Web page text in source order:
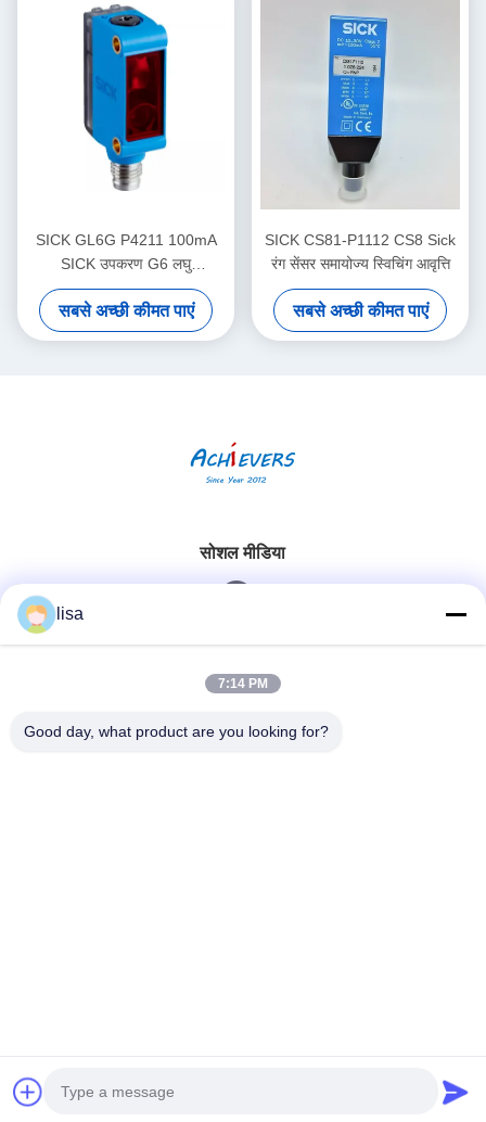
SICK GL6G P4211 100mA
SICK उपकरण G6 लघु
फोटोइलेक्ट्रिक सेंसर दृश्य लाल
प्रकाश
सबसे अच्छी कीमत पाएं
SICK CS81-P1112 CS8 Sick
रंग सेंसर समायोज्य स्विचिंग आवृत्ति
सबसे अच्छी कीमत पाएं
सोशल मीडिया
त्वरित संपर्क
Achievers Automation Limited सभी अधिकार सुरक्षित हैं।
lisa
7:14 PM
Good day, what product are you looking for?